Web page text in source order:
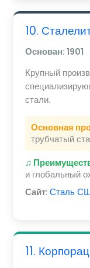
10.
Основан: 1901
Крупный
стали.
Основная
трубчатый
♫
и глобальный
Сайт: Сталь
11.